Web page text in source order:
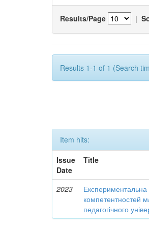
Results/Page |
Results 1-1 of 1 (Search
Item hits:
Issue
Date
Title
2023
компетентностей
педагогічного